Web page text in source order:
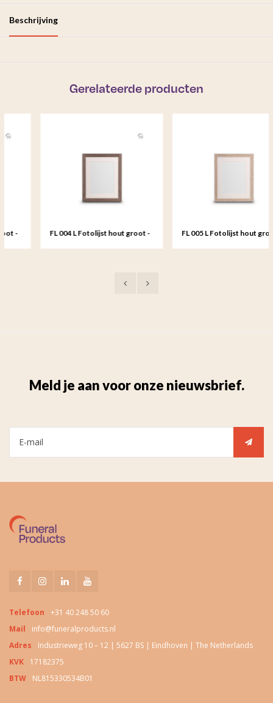
Beschrijving
Gerelateerde producten
FL 004 L Fotolijst hout groot -
FL 005 L Fotolijst hout groot -
Meld je aan voor onze nieuwsbrief.
Telefoon
+31 40 248 50 60
Mail
info@funeralproducts.nl
Adres
Industrieweg 10 – 12 | 5627 BS | Eindhoven | The Netherlands
KVK
17182375
BTW
NL815330534B01